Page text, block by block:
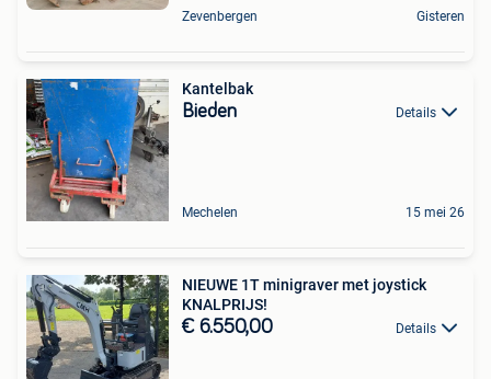
Zevenbergen Gisteren
Kantelbak
Bieden Details
Mechelen 15 mei 26
NIEUWE 1T minigraver met joystick
KNALPRIJS!
€ 6.550,00 Details